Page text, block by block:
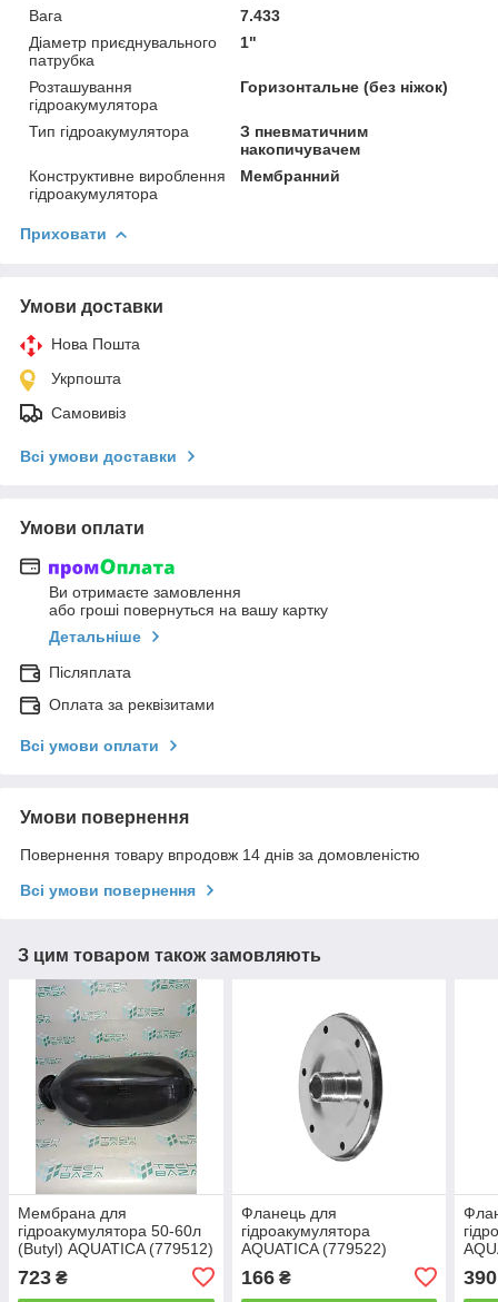
Вага
7.433
Діаметр приєднувального
патрубка
1"
Розташування
гідроакумулятора
Горизонтальне (без ніжок)
Тип гідроакумулятора
З пневматичним
накопичувачем
Конструктивне вироблення
гідроакумулятора
Мембранний
Приховати
Умови доставки
Нова Пошта
Укрпошта
Самовивіз
Всі умови доставки
Умови оплати
Ви отримаєте замовлення
або гроші повернуться на вашу картку
Детальніше
Післяплата
Оплата за реквізитами
Всі умови оплати
Умови повернення
Повернення товару впродовж 14 днів за домовленістю
Всі умови повернення
З цим товаром також замовляють
Мембрана для
гідроакумулятора 50-60л
(Butyl) AQUATICA (779512)
723 ₴
Фланець для
гідроакумулятора
AQUATICA (779522)
166₴ 390